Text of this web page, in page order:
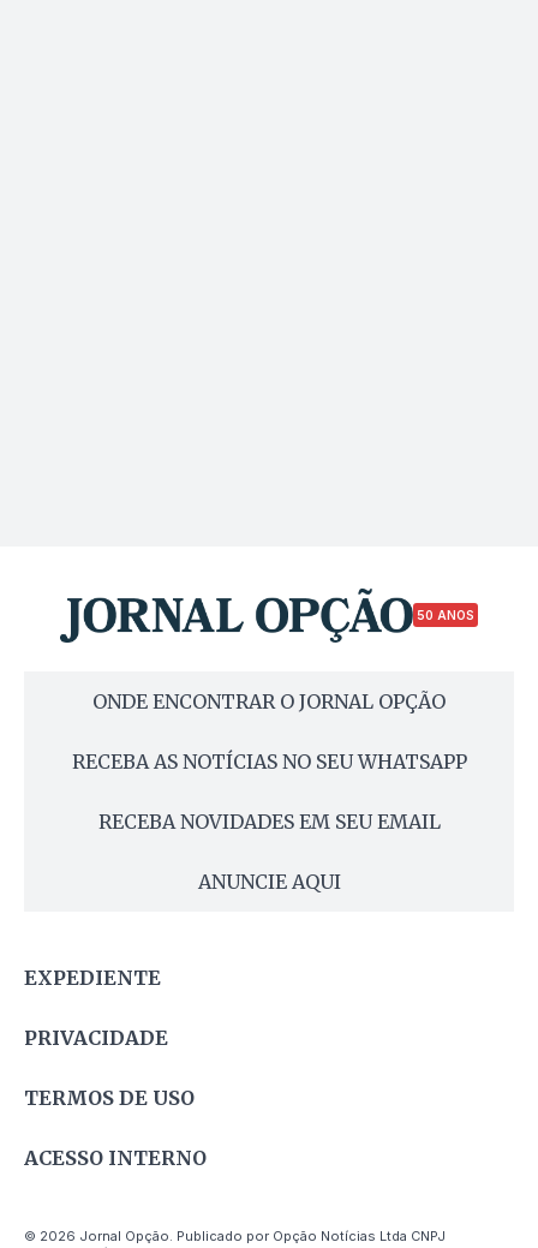
50 ANOS
ONDE ENCONTRAR O JORNAL OPÇÃO
RECEBA AS NOTÍCIAS NO SEU WHATSAPP
RECEBA NOVIDADES EM SEU EMAIL
ANUNCIE AQUI
EXPEDIENTE
PRIVACIDADE
TERMOS DE USO
ACESSO INTERNO
© 2026 Jornal Opção. Publicado por Opção Notícias Ltda CNPJ